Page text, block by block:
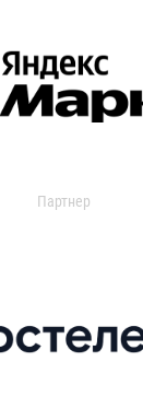
Партнер